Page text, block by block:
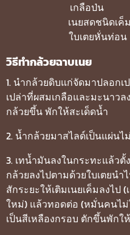
เกลือป่
เนยสดชนิ
ใบเตยหั่
วิธีทำกล้วยฉาบเนย
1. นำกล้วยดิบแก่จัดมาปลอก
เปล่าที่ผสมเกลือและมะนาว
กล้วยขึ้น พักให้สะเด็ดน้ำ
2. น้ำกล้วยมาสไลด์เป็นแผ่น
3. เทน้ำมันลงในกระทะแล้ว
กล้วยลงไปตามด้วยใบเตยน
สักระยะให้เติมเนยเค็มลงไป
ใหม่) แล้วทอดต่อ (หมั่นคนไ
เป็นสีเหลืองกรอบ ตักขึ้นพัก